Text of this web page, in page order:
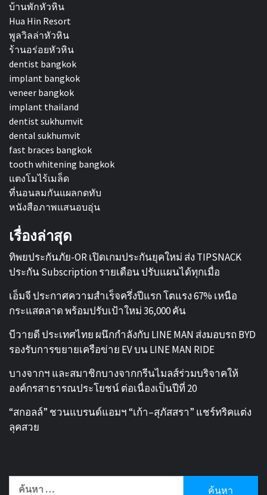
บ้านพักหัวหิน
Hua Hin Resort
พูลวิลล่าหัวหิน
ร้านอร่อยหัวหิน
dentist bangkok
implant bangkok
veneer bangkok
implant thailand
dentist sukhumvit
dental sukhumvit
fast braces bangkok
tooth whitening bangkok
แตงโมไร้เมล็ด
ที่นอนลมกันแผลกดทับ
หนังสือภาพแสนอบอุ่น
เรื่องล่าสุด
ทิพยประกันภัย-OR เปิดเกมประกันยุคใหม่ ส่ง TIPSNACK
ประกัน Subscription รายเดือน ปรับแผนได้ทุกเมื่อ
เอ็มจี ประกาศความสำเร็จครึ่งปีแรก โตแรง 67% เหนือ
กระแสตลาด พร้อมปรับเป้าใหม่ 36,000 คัน
บีวายดี ประเทศไทย ผนึกกำลังกับ LINE MAN ส่งมอบรถ BYD
รองรับการขยายเครือข่าย EV บน LINE MAN RIDE
บางจากฯ และสมาชิกบางจากกรีนไมลส์ร่วมบริจาคให้
องค์กรสาธารณประโยชน์ ต่อเนื่องเป็นปีที่ 20
“สกอลล์” ชวนแบรนด์แอมฯ “เก้า–สุภัสสรา” แชร์ทริคแต่ง
ลุคสวย
ค้นหา